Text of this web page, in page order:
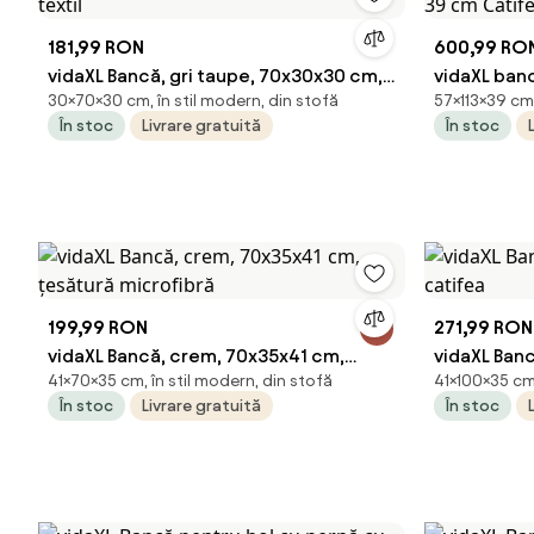
181,99 RON
vidaXL Bancă, gri taupe, 70x30x30 cm,
textil
30×70×30 cm, în stil modern, din stofă
În stoc
Livrare gratuită
600,99
vidaXL
39 cm
57×113×39
În stoc
199,99 RON
vidaXL Bancă, crem, 70x35x41 cm,
țesătură microfibră
41×70×35 cm, în stil modern, din stofă
În stoc
Livrare gratuită
271,99 RON
vidaXL
catifea
41×100×35
În stoc